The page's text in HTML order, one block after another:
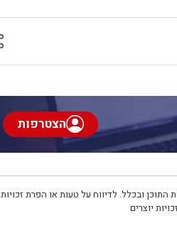
הצטרפות
ובכלל. לדיווח על טעות או הפרת זכויות
יוצרים